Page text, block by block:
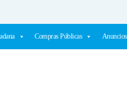
Compras Públicas Anuncios